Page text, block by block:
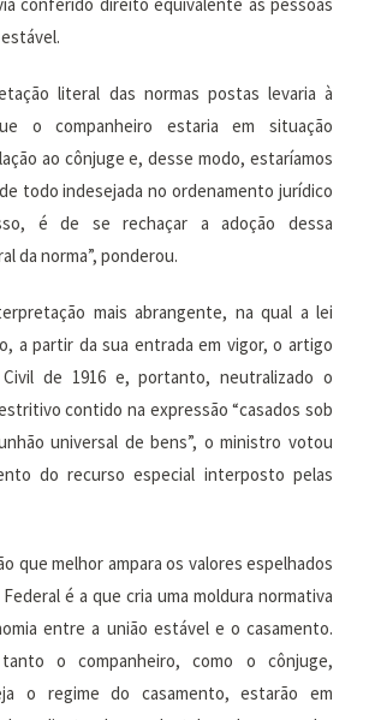
literal das normas postas levaria à
o companheiro estaria em situação
ao cônjuge e, desse modo, estaríamos
todo indesejada no ordenamento jurídico
é de se rechaçar a adoção dessa
da norma”, ponderou.
mais abrangente, na qual a lei
a partir da sua entrada em vigor, o artigo
Civil de 1916 e, portanto, neutralizado o
contido na expressão “casados sob
universal de bens”, o ministro votou
do recurso especial interposto pelas
que melhor ampara os valores espelhados
é a que cria uma moldura normativa
entre a união estável e o casamento.
tanto o companheiro, como o cônjuge,
o regime do casamento, estarão em